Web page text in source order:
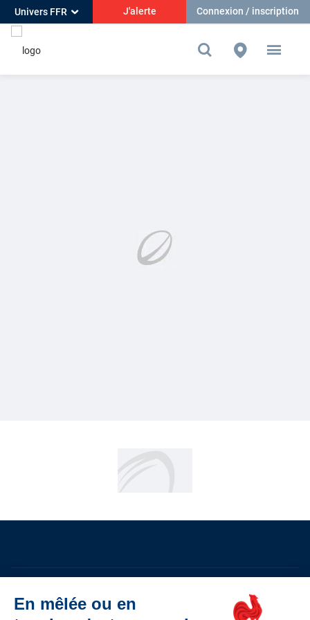
Univers FFR J'alerte Connexion / inscription